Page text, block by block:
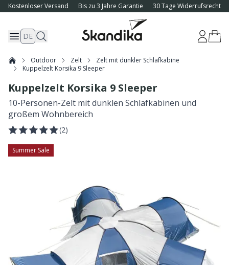
Kostenloser Versand Bis zu 3 Jahre Garantie 30 Tage Widerrufsrecht
DE
Outdoor Zelt
Zelt mit dunkler Schlafkabine
Kuppelzelt Korsika 9 Sleeper
Kuppelzelt Korsika 9 Sleeper
10-Personen-Zelt mit dunklen Schlafkabinen und
großem Wohnbereich
(2)
Summer Sale